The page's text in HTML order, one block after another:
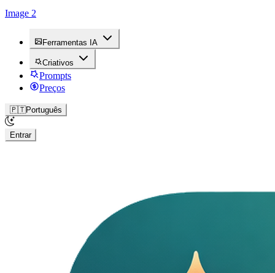
Image 2
Ferramentas IA
Criativos
Prompts
Preços
🇵🇹Português
Entrar